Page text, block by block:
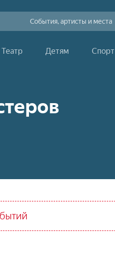
События, артисты и места
Театр Детям Спорт